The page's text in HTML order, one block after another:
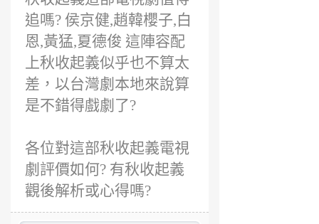
追嗎? 侯京健,趙韓櫻子,白
恩,黃猛,夏德俊 這陣容配
上秋收起義似乎也不算太
差，以台灣劇本地來說算
是不錯得戲劇了?
各位對這部秋收起義電視
劇評價如何? 有秋收起義
觀後解析或心得嗎?